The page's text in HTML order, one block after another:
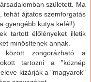
született. Ma
tehát ájtatos szemforgatás
gyengébb kutya kefél!)
tartott élőlényeket illetik
minősítenek annak.
zongorázható a
tartozni a "köznép
kizárják a "magyarok"